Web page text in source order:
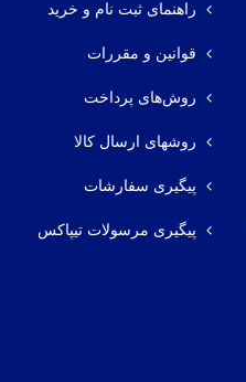
راهنمای ثبت نام و خرید
قوانین و مقررات
روش‌های پرداخت
روشهای ارسال کالا
پیگیری سفارشات
پیگیری مرسولات تیپاکس